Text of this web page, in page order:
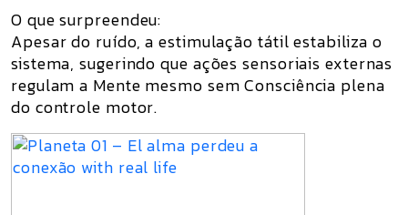
O que surpreendeu:
Apesar do ruído,a estimulação tátil estabiliza o
sistema, sugerindo que ações sensoriais externas
regulam a Mente mesmo sem Consciência plena
do controle motor.